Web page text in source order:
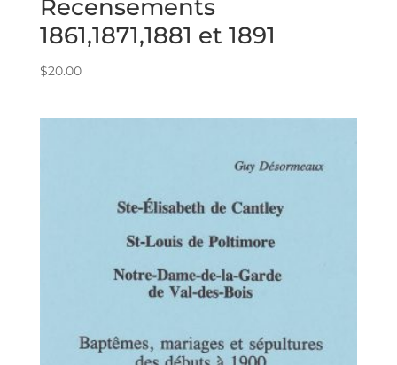
Recensements
1861,1871,1881 et 1891
$20.00